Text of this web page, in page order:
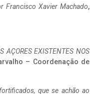
Francisco Xavier Machado,
AÇORES EXISTENTES NOS
– Coordenação de
que se achão ao